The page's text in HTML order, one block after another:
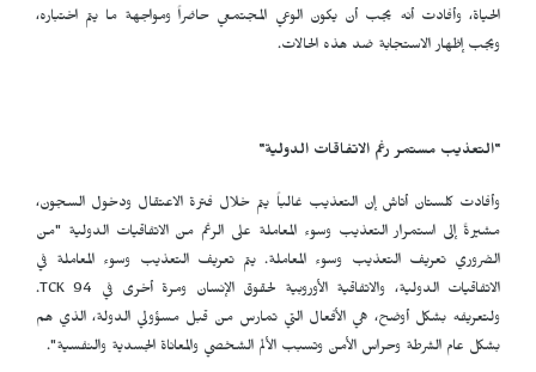
الحياة، وأفادت أنه يجب أن يكون الوعي المجتمعي حاضراً ومواجهة ما يتم اختباره،
ويجب إظهار الاستجابة ضد هذه الحالات.
"التعذيب مستمر رغم الاتفاقات الدولية"
وأفادت كلستان أتاش إن التعذيب غالباً يتم خلال فترة الاعتقال ودخول السجون،
مشيرةً إلى استمرار التعذيب وسوء المعاملة على الرغم من الاتفاقيات الدولية "من
الضروري تعريف التعذيب وسوء المعاملة. يتم تعريف التعذيب وسوء المعاملة في
الاتفاقيات الدولية، والاتفاقية الأوروبية لحقوق الإنسان ومرة أخرى في TCK 94
.
ولتعريفه بشكل أوضح، هي الأفعال التي تمارس من قبل مسؤولي الدولة، الذي هم
بشكل عام الشرطة وحراس الأمن وتسبب الألم الشخصي والمعاناة الجسدية والنفسية".